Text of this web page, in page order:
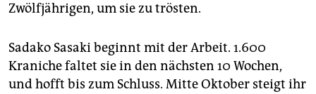
Zwölfjährigen, um sie zu trösten.
Sadako Sasaki beginnt mit der Arbeit. 1.600
Kraniche faltet sie in den nächsten 10 Wochen,
und hofft bis zum Schluss. Mitte Oktober steigt ihr